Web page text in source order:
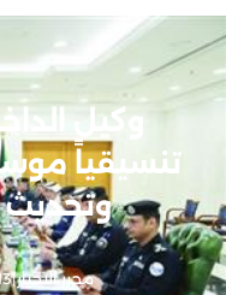
وكيل
تنسيقياً
وتحديث
محرر الاخبار|
13